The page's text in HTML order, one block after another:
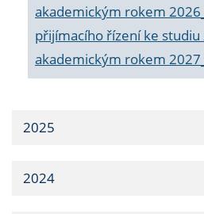
akademickým rokem
přijímacího řízení ke studiu
akademickým rokem
2025
2024